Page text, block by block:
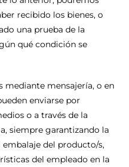
recibido los bienes, o
una prueba de la
qué condición se
mediante mensajería,o en
enviarse por
o a través de la
siempre garantizando la
del producto/s,
del empleado en la